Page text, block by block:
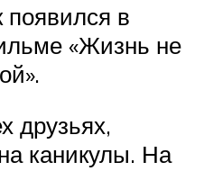
появился в
«Жизнь не
друзьях,
каникулы. На